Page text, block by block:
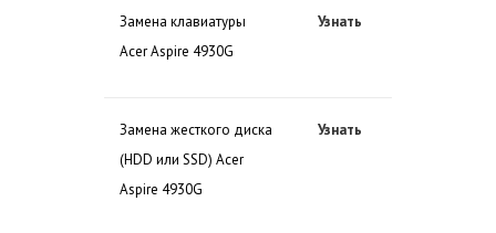
Замена клавиатуры
Acer Aspire 4930G
Узнать
Замена жесткого диска
(HDD или SSD) Acer
Aspire 4930G
Узнать